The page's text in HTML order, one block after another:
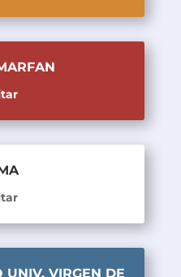
UNIV. VIRGEN DE